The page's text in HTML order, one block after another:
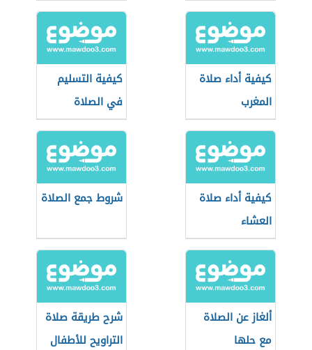
كيفية أداء صلاة
المغرب
كيفية التسليم
في الصلاة
كيفية أداء صلاة
العشاء
شروط جمع الصلاة
ألغاز عن الصلاة
مع حلها
شرح طريقة صلاة
التراويح للأطفال